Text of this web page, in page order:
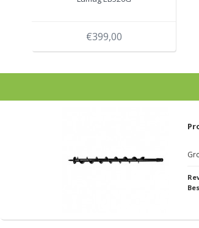
€399,00